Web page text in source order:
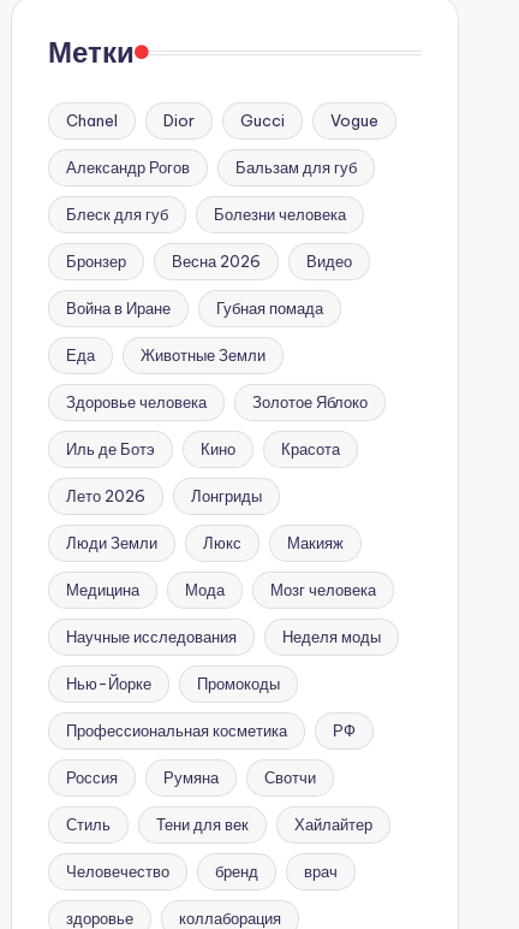
Метки
Chanel Dior Gucci Vogue
Александр Рогов Бальзам для губ
Блеск для губ Болезни человека
Бронзер Весна 2026 Видео
Война в Иране Губная помада
Еда Животные Земли
Здоровье человека Золотое Яблоко
Иль де Ботэ Кино Красота
Лето 2026 Лонгриды
Люди Земли Люкс Макияж
Медицина Мода Мозг человека
Научные исследования Неделя моды
Нью-Йорке Промокоды
Профессиональная косметика РФ
Россия Румяна Свотчи
Стиль Тени для век Хайлайтер
Человечество бренд врач
здоровье коллаборация